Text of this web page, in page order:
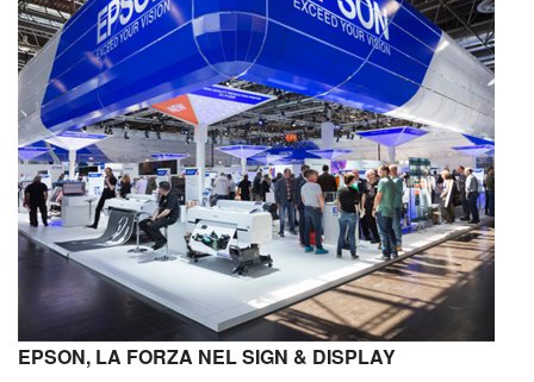
EPSON, LA FORZA NEL SIGN & DISPLAY